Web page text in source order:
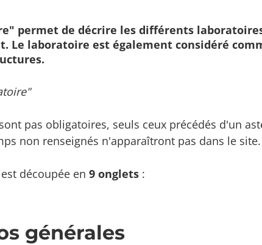
permet de décrire les différents
Le laboratoire est également considéré
pas obligatoires, seuls ceux précédés d'un
non renseignés n'apparaîtront pas dans le site.
est découpée en9 onglets :
générales